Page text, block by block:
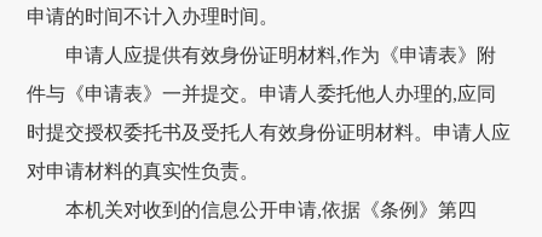
申请的时间不计入办理时间。
申请人应提供有效身份证明材料,作为《申请表》附
件与《申请表》一并提交。申请人委托他人办理的,应同
时提交授权委托书及受托人有效身份证明材料。申请人应
对申请材料的真实性负责。
本机关对收到的信息公开申请,依据《条例》第四